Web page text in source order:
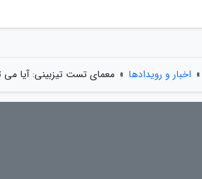
» اخبار و رویدادها » معمای تست تیزبینی: آیا می توانید لاک پشت را